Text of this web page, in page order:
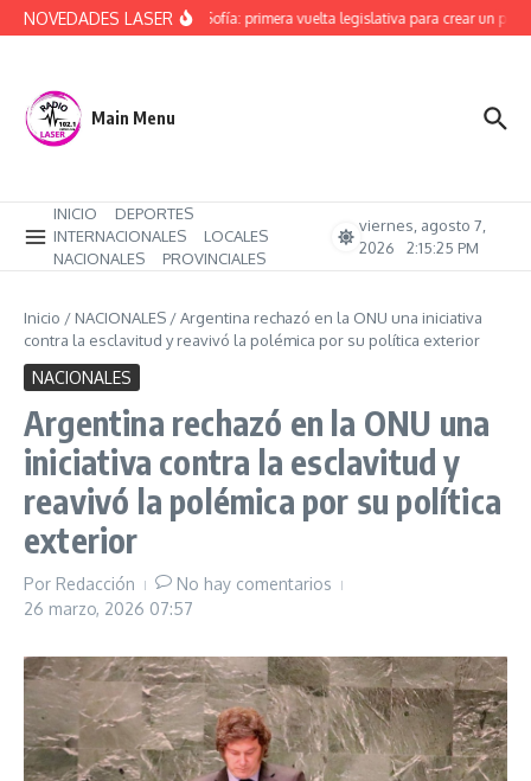
Saltar al contenido
NOVEDADES LASERAlerta Sofía: primera vuelta legislativa para crear un
Main Menu
INICIO
DEPORTES
INTERNACIONALES
LOCALES
NACIONALES
PROVINCIALES
viernes, agosto 7,
2026
2:15:25 PM
Inicio / NACIONALES /Argentina rechazó en la ONU una iniciativa
contra la esclavitud y reavivó la polémica por su política exterior
NACIONALES
Argentina rechazó en la ONU una
iniciativa contra la esclavitud y
reavivó la polémica por su política
exterior
Por Redacción
No hay comentarios
26 marzo, 2026 07:57